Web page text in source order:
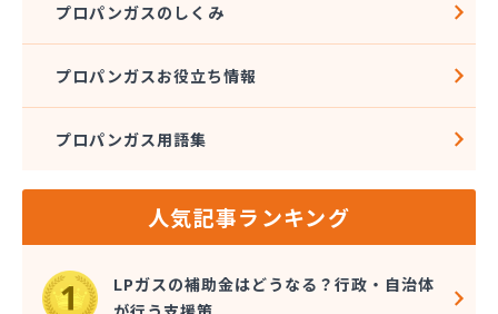
プロパンガスのしくみ
プロパンガスお役立ち情報
プロパンガス用語集
人気記事ランキング
LPガスの補助金はどうなる？行政・自治体